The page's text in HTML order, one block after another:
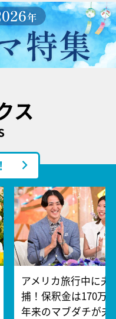
ス
アメリカ旅行中に夫
捕！保釈金は170万
年来のマブダチが